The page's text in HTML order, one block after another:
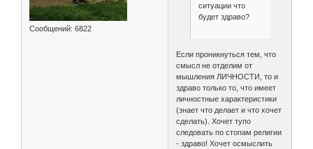
Сообщений: 6822
ситуации что
будет здраво?
Если проникнуться тем, что
смысл не отделим от
мышления ЛИЧНОСТИ, то и
здраво только то, что имеет
личностные характеристики
(знает что делает и что хочет
сделать). Хочет тупо
следовать по стопам религии
- здраво! Хочет осмыслить